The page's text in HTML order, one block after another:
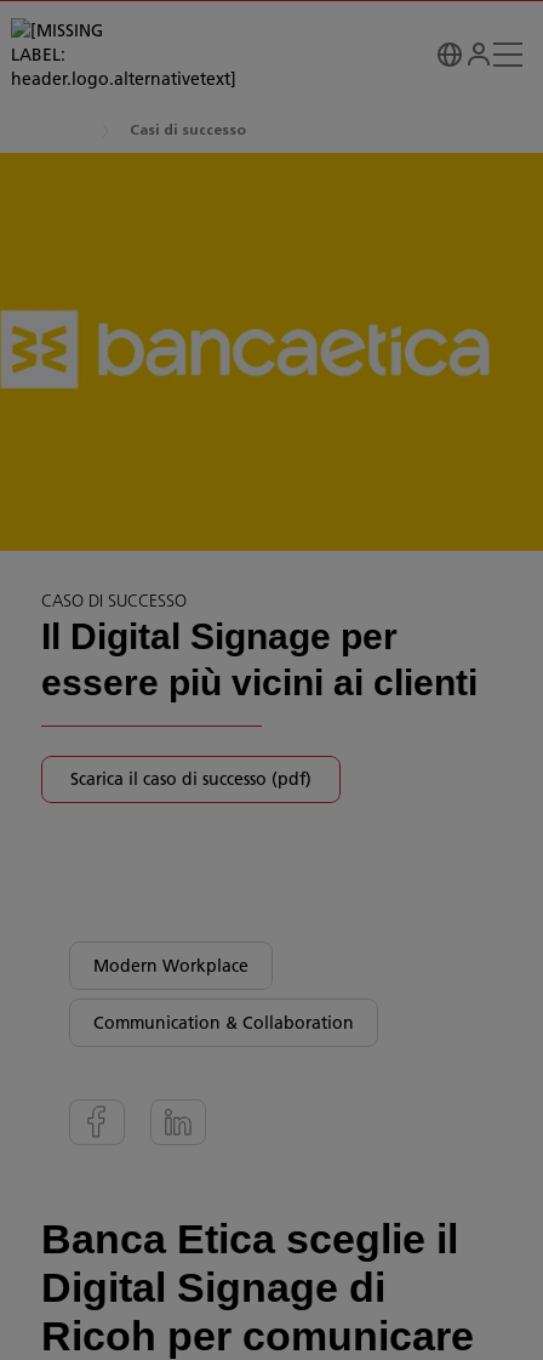
Casi di successo
CASO DI SUCCESSO
Il Digital Signage per
essere più vicini ai clienti
Scarica il caso di successo (pdf)
Modern Workplace
Communication & Collaboration
Banca Etica sceglie il
Digital Signage di
Ricoh per comunicare